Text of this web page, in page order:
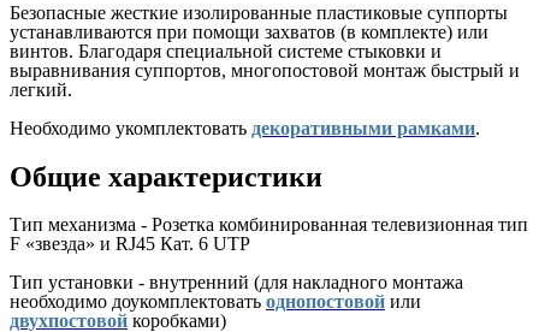
Безопасные жесткие изолированные пластиковые суппорты
устанавливаются при помощи захватов (в комплекте) или
винтов. Благодаря специальной системе стыковки и
выравнивания суппортов, многопостовой монтаж быстрый и
легкий.
Необходимо укомплектовать декоративными рамками.
Общие характеристики
Тип механизма - Розетка комбинированная телевизионная тип
F «звезда» и RJ45 Кат. 6 UTP
Тип установки - внутренний (для накладного монтажа
необходимо доукомплектовать однопостовой или
двухпостовой коробками)